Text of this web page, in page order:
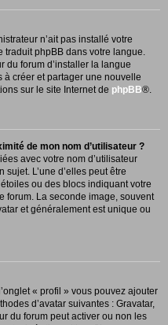
n’ait pas installé votre
phpBB dans votre langue.
du forum d’installer la langue
à créer et partager une nouvelle
sur le site Internet de phpBB®.
de mon nom d’utilisateur ?
avec votre nom d’utilisateur
L’une d’elles peut être
ou des blocs indiquant votre
forum. La seconde image, souvent
et généralement est unique ou
« profil » vous pouvez ajouter
d’avatar suivantes : Gravatar,
du forum peut activer ou non les